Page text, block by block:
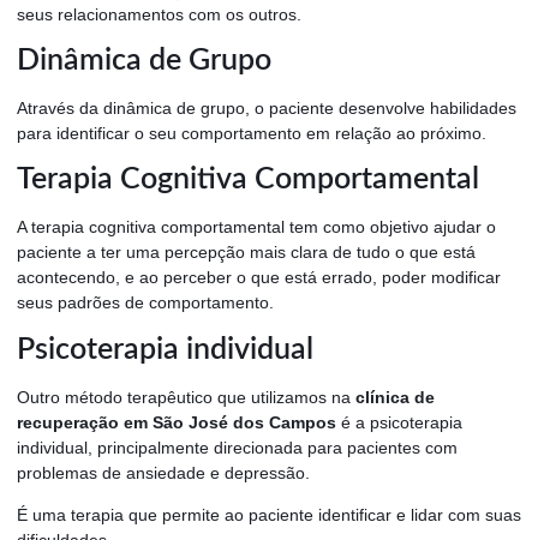
seus relacionamentos com os outros.
Dinâmica de Grupo
Através da dinâmica de grupo, o paciente desenvolve habilidades
para identificar o seu comportamento em relação ao próximo.
Terapia Cognitiva Comportamental
A terapia cognitiva comportamental tem como objetivo ajudar o
paciente a ter uma percepção mais clara de tudo o que está
acontecendo, e ao perceber o que está errado, poder modificar
seus padrões de comportamento.
Psicoterapia individual
Outro método terapêutico que utilizamos na clínica de
recuperação em São José dos Campos é a psicoterapia
individual, principalmente direcionada para pacientes com
problemas de ansiedade e depressão.
É uma terapia que permite ao paciente identificar e lidar com suas